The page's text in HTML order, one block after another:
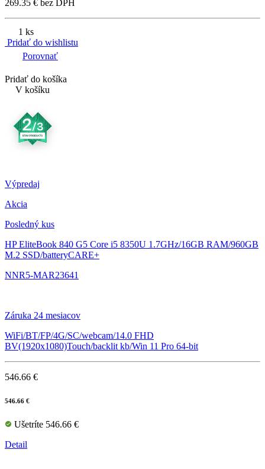
269.35 € bez DPH
1 ks
Pridať do wishlistu
Porovnať
Pridať do košíka
V košíku
Výpredaj
Akcia
Posledný kus
HP EliteBook 840 G5 Core i5 8350U 1.7GHz/16GB RAM/960GB
M.2 SSD/batteryCARE+
NNR5-MAR23641
Záruka 24 mesiacov
WiFi/BT/FP/4G/SC/webcam/14.0 FHD
BV(1920x1080)Touch/backlit kb/Win 11 Pro 64-bit
546.66 €
546.66 €
Ušetríte 546.66 €
Detail